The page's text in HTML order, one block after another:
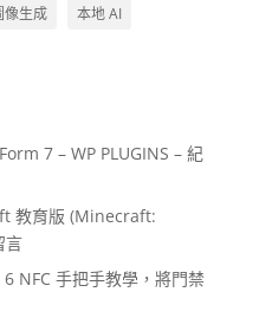
像生成
本地 AI
7 – WP PLUGINS – 紀
教育版 (Minecraft:
言
NFC 手把手教學，將門禁